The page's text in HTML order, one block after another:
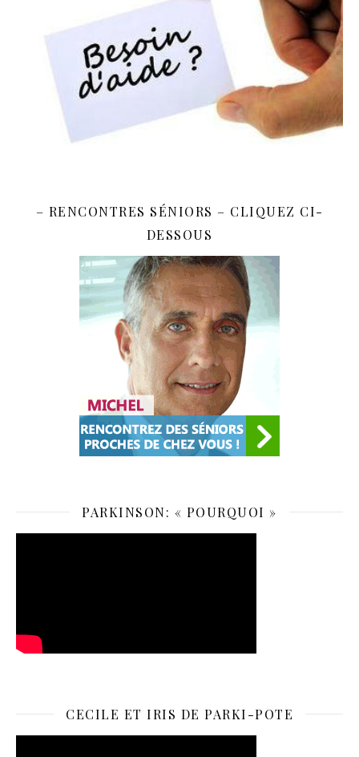
– RENCONTRES SÉNIORS – CLIQUEZ CI-
DESSOUS
PARKINSON: « POURQUOI »
CECILE ET IRIS DE PARKI-POTE